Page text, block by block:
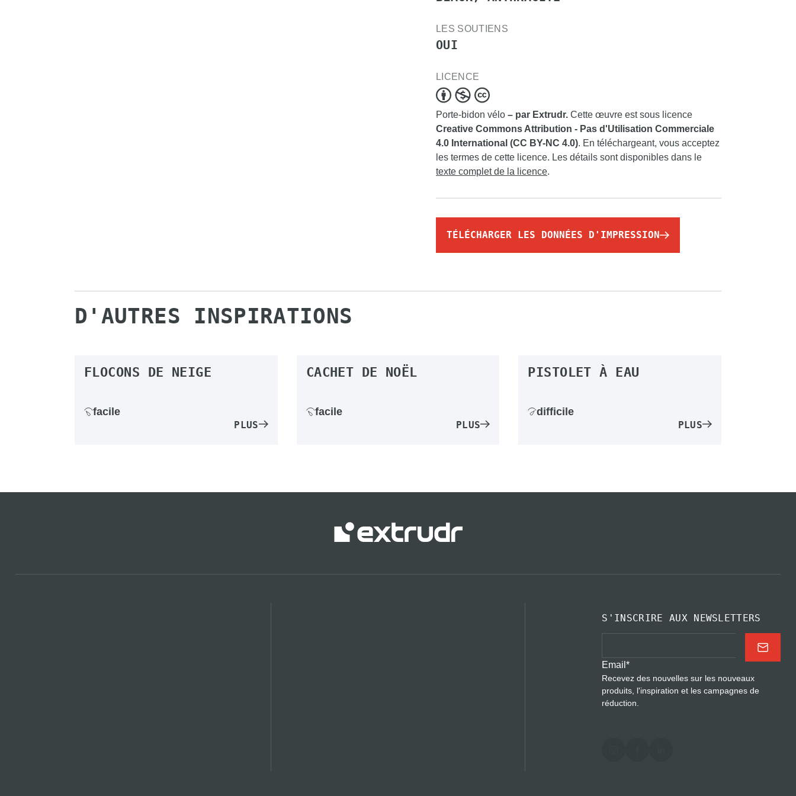
LES SOUTIENS
OUI
LICENCE
Porte-bidon vélo – par Extrudr. Cette œuvre est sous licence
Creative Commons Attribution - Pas d'Utilisation Commerciale
4.0 International (CC BY-NC 4.0). En téléchargeant, vous acceptez
les termes de cette licence. Les détails sont disponibles dans le
texte complet de la licence.
TÉLÉCHARGER LES DONNÉES D'IMPRESSION
D'AUTRES INSPIRATIONS
FLOCONS DE NEIGE
facile
PLUS
CACHET DE NOËL
facile
PLUS
PISTOLET À EAU
difficile
PLUS
S'INSCRIRE AUX NEWSLETTERS
Email*
Recevez des nouvelles sur les nouveaux
produits, l'inspiration et les campagnes de
réduction.